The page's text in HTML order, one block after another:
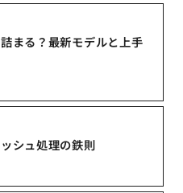
まる？最新モデルと上手
シュ処理の鉄則